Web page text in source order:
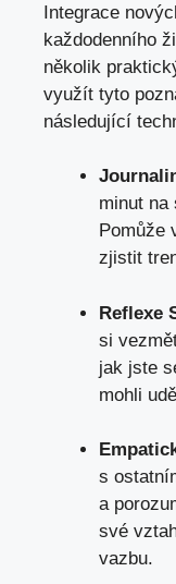
Integrace
každodenního
několik
využít tyto
následující
minut na
Pomůže
zjistit
Reflexe
si
jak jste
mohli
s
a
své
vazbu.